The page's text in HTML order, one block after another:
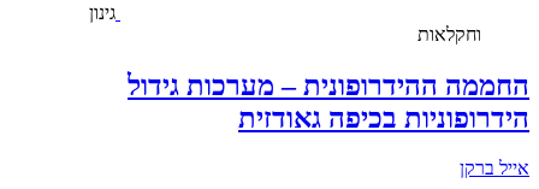
גינון
וחקלאות
החממה ההידרופונית – מערכות גידול
הידרופוניות בכיפה גאודזית
אייל ברקן